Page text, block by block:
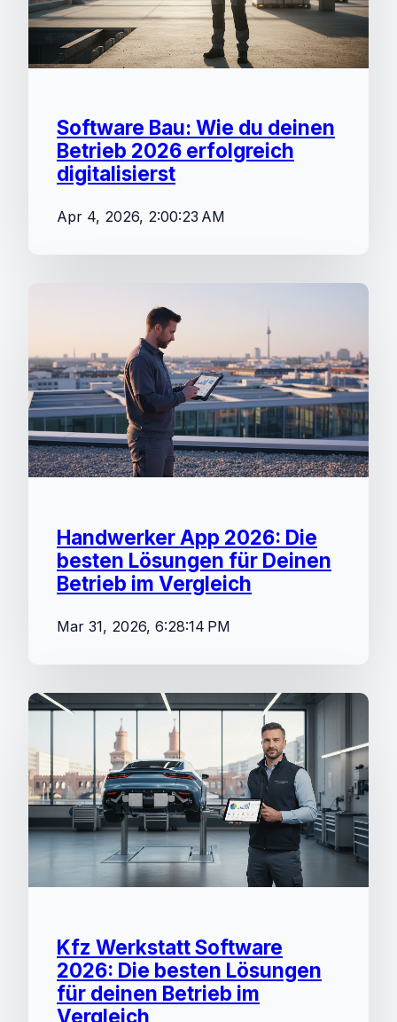
Software Bau: Wie du deinen
Betrieb 2026 erfolgreich
digitalisierst
Apr 4, 2026, 2:00:23 AM
Handwerker App 2026: Die
besten Lösungen für Deinen
Betrieb im Vergleich
Mar 31, 2026, 6:28:14 PM
Kfz Werkstatt Software
2026: Die besten Lösungen
für deinen Betrieb im
Vergleich